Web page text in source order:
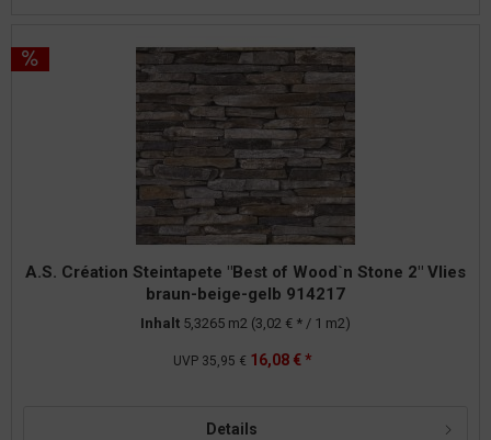
A.S. Création Steintapete "Best of Wood`n Stone 2" Vlies
braun-beige-gelb 914217
Inhalt 5,3265 m2 (3,02 € * / 1 m2)
UVP 35,95 € 16,08 € *
Details